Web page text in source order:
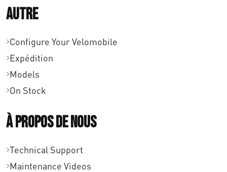
Autre
Configure Your Velomobile
Expédition
Models
On Stock
À propos de nous
Technical Support
Maintenance Videos